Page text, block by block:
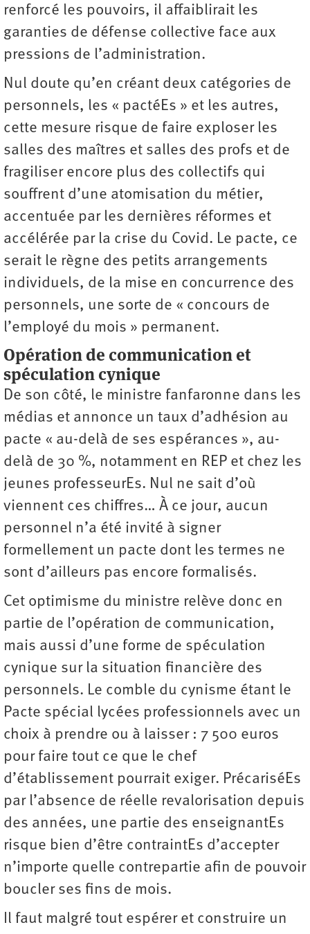
renforcé les pouvoirs, il affaiblirait les
garanties de défense collective face aux
pressions de l’administration.
Nul doute qu’en créant deux catégories de
personnels, les « pactéEs » et les autres,
cette mesure risque de faire exploser les
salles des maîtres et salles des profs et de
fragiliser encore plus des collectifs qui
souffrent d’une atomisation du métier,
accentuée par les dernières réformes et
accélérée par la crise du Covid. Le pacte, ce
serait le règne des petits arrangements
individuels, de la mise en concurrence des
personnels, une sorte de « concours de
l’employé du mois » permanent.
Opération de communication et
spéculation cynique
De son côté, le ministre fanfaronne dans les
médias et annonce un taux d’adhésion au
pacte « au-delà de ses espérances », au-
delà de 30 %, notamment en REP et chez les
jeunes professeurEs. Nul ne sait d’où
viennent ces chiffres… À ce jour, aucun
personnel n’a été invité à signer
formellement un pacte dont les termes ne
sont d’ailleurs pas encore formalisés.
Cet optimisme du ministre relève donc en
partie de l’opération de communication,
mais aussi d’une forme de spéculation
cynique sur la situation financière des
personnels. Le comble du cynisme étant le
Pacte spécial lycées professionnels avec un
choix à prendre ou à laisser : 7 500 euros
pour faire tout ce que le chef
d’établissement pourrait exiger. PrécariséEs
par l’absence de réelle revalorisation depuis
des années, une partie des enseignantEs
risque bien d’être contraintEs d’accepter
n’importe quelle contrepartie afin de pouvoir
boucler ses fins de mois.
Il faut malgré tout espérer et construire un